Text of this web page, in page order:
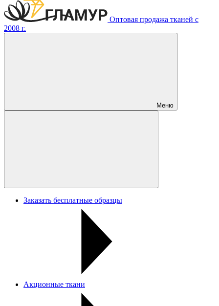
Оптовая продажа тканей с
2008 г.
Меню
Заказать бесплатные образцы
Акционные ткани